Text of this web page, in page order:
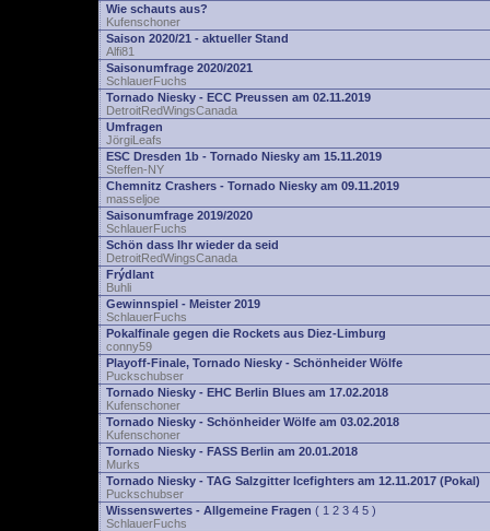
Wie schauts aus?
Kufenschoner
Saison 2020/21 - aktueller Stand
Alfi81
Saisonumfrage 2020/2021
SchlauerFuchs
Tornado Niesky - ECC Preussen am 02.11.2019
DetroitRedWingsCanada
Umfragen
JörgiLeafs
ESC Dresden 1b - Tornado Niesky am 15.11.2019
Steffen-NY
Chemnitz Crashers - Tornado Niesky am 09.11.2019
masseljoe
Saisonumfrage 2019/2020
SchlauerFuchs
Schön dass Ihr wieder da seid
DetroitRedWingsCanada
Frýdlant
Buhli
Gewinnspiel - Meister 2019
SchlauerFuchs
Pokalfinale gegen die Rockets aus Diez-Limburg
conny59
Playoff-Finale, Tornado Niesky - Schönheider Wölfe
Puckschubser
Tornado Niesky - EHC Berlin Blues am 17.02.2018
Kufenschoner
Tornado Niesky - Schönheider Wölfe am 03.02.2018
Kufenschoner
Tornado Niesky - FASS Berlin am 20.01.2018
Murks
Tornado Niesky - TAG Salzgitter Icefighters am 12.11.2017 (Pokal)
Puckschubser
Wissenswertes - Allgemeine Fragen ( 1 2 3 4 5 )
SchlauerFuchs